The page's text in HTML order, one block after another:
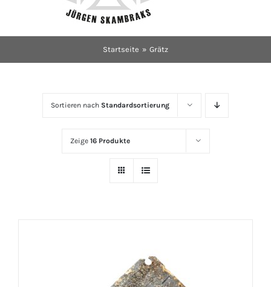
Startseite Grätz
Sortieren nach Standardsortierung
Zeige 16 Produkte